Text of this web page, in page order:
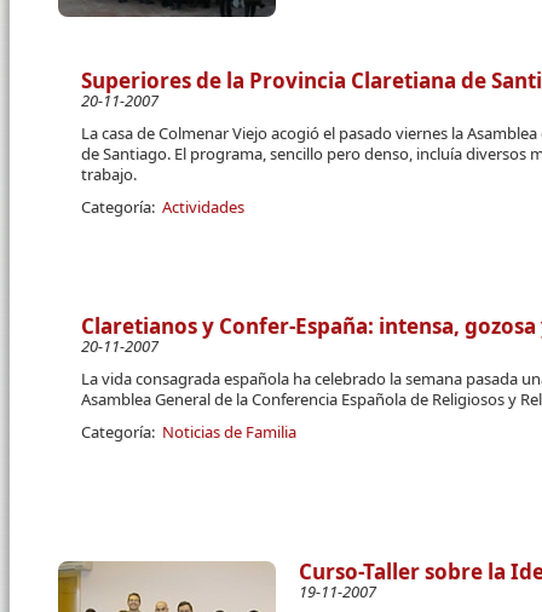
Superiores de la Provincia Claretiana de
20-11-2007
La casa de Colmenar Viejo acogió el pasado viernes la
de Santiago. El programa, sencillo pero denso, incluía diversos
trabajo.
Categoría: Actividades
Claretianos y Confer-España: intensa,
20-11-2007
La vida consagrada española ha celebrado la semana pasada
Asamblea General de la Conferencia Española de Religiosos y
Categoría: Noticias de Familia
Curso-Taller sobre la
19-11-2007